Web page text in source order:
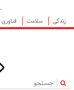
زندگی
سلامت فناوری
|